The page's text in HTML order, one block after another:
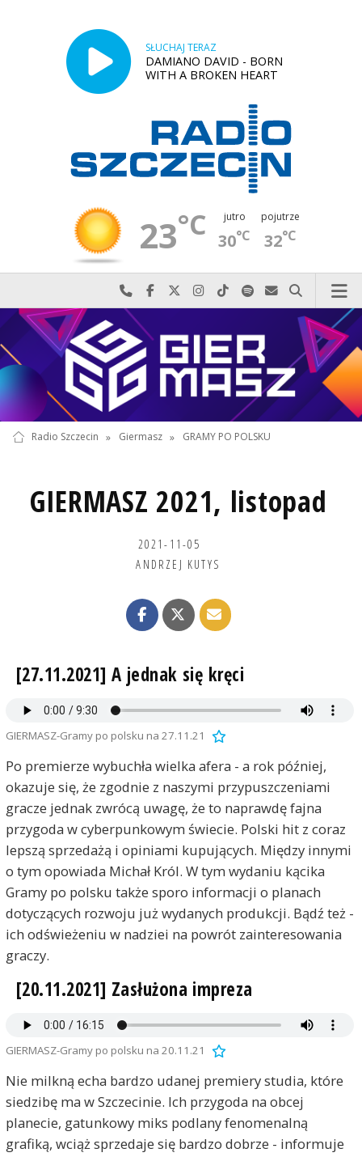
SŁUCHAJ TERAZ
DAMIANO DAVID - BORN
WITH A BROKEN HEART
23°C jutro
30°C
pojutrze
32°C
Najlepiej po prostu do nas zadzwoń
Odwiedź nas na Facebook-u
Odwiedź nas na X
Odwiedź nas na Instagram-ie
Odwiedź nas na TikTok-u
Szukaj nas na Spotify
Wyślij do nas
Szukaj
Radio Szczecin » Giermasz » GRAMY PO POLSKU
GIERMASZ 2021, listopad
2021-11-05
ANDRZEJ KUTYS
[27.11.2021] A jednak się kręci
GIERMASZ-Gramy po polsku na 27.11.21
Po premierze wybuchła wielka afera - a rok później,
okazuje się, że zgodnie z naszymi przypuszczeniami
gracze jednak zwrócą uwagę, że to naprawdę fajna
przygoda w cyberpunkowym świecie. Polski hit z coraz
lepszą sprzedażą i opiniami kupujących. Między innymi
o tym opowiada Michał Król. W tym wydaniu kącika
Gramy po polsku także sporo informacji o planach
dotyczących rozwoju już wydanych produkcji. Bądź też -
ich odświeżeniu w nadziei na powrót zainteresowania
graczy.
[20.11.2021] Zasłużona impreza
GIERMASZ-Gramy po polsku na 20.11.21
Nie milkną echa bardzo udanej premiery studia, które
siedzibę ma w Szczecinie. Ich przygoda na obcej
planecie, gatunkowy miks podlany fenomenalną
grafiką, wciąż sprzedaje się bardzo dobrze - informuje